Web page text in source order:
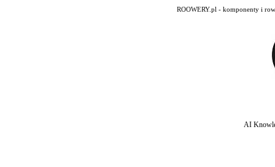
ROOWERY.pl - komponenty i
AI